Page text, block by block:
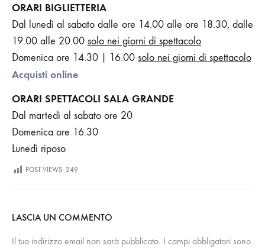
ORARI BIGLIETTERIA
Dal lunedì al sabato dalle ore 14.00 alle ore 18.30, dalle
19.00 alle 20.00 solo nei giorni di spettacolo
Domenica ore 14.30 | 16.00 solo nei giorni di spettacolo
Acquisti online
ORARI SPETTACOLI SALA GRANDE
Dal martedì al sabato ore 20
Domenica ore 16.30
Lunedì riposo
POST VIEWS: 249
LASCIA UN COMMENTO
Il tuo indirizzo email non sarà pubblicato. I campi obbligatori sono